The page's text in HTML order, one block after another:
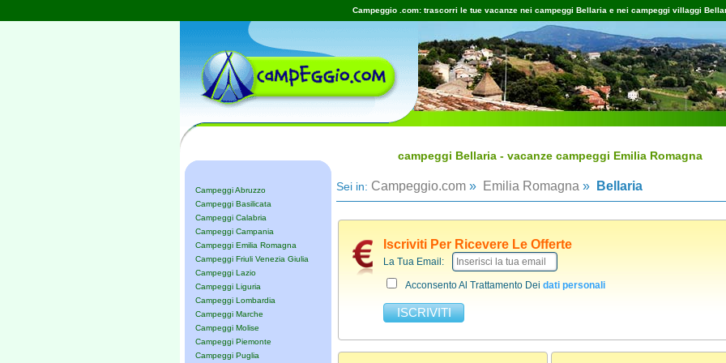
Campeggio .com: trascorri le tue vacanze nei campeggi Bellaria e nei campeggi villaggi
Campeggi Abruzzo
Campeggi Basilicata
Campeggi Calabria
Campeggi Campania
Campeggi Emilia Romagna
Campeggi Friuli Venezia Giulia
Campeggi Lazio
Campeggi Liguria
Campeggi Lombardia
Campeggi Marche
Campeggi Molise
Campeggi Piemonte
Campeggi Puglia
campeggi Bellaria - vacanze campeggi Emilia Romagna
Sei in: Campeggio.com » Emilia Romagna » Bellaria
Iscriviti Per Ricevere Le Offerte
La Tua Email:
Acconsento Al Trattamento Dei dati personali